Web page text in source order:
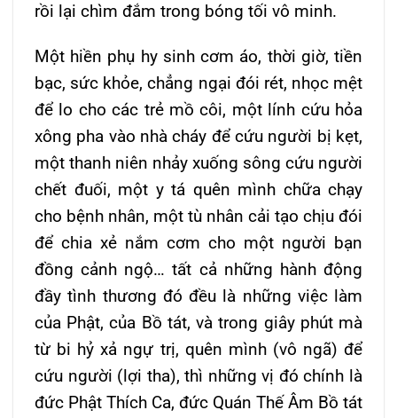
rồi lại chìm đắm trong bóng tối vô minh.
Một hiền phụ hy sinh cơm áo, thời giờ, tiền
bạc, sức khỏe, chẳng ngại đói rét, nhọc mệt
để lo cho các trẻ mồ côi, một lính cứu hỏa
xông pha vào nhà cháy để cứu người bị kẹt,
một thanh niên nhảy xuống sông cứu người
chết đuối, một y tá quên mình chữa chạy
cho bệnh nhân, một tù nhân cải tạo chịu đói
để chia xẻ nắm cơm cho một người bạn
đồng cảnh ngộ… tất cả những hành động
đầy tình thương đó đều là những việc làm
của Phật, của Bồ tát, và trong giây phút mà
từ bi hỷ xả ngự trị, quên mình (vô ngã) để
cứu người (lợi tha), thì những vị đó chính là
đức Phật Thích Ca, đức Quán Thế Âm Bồ tát